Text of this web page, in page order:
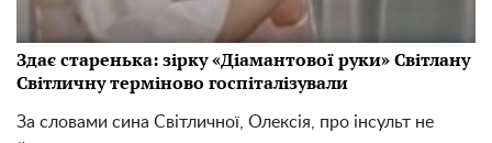
Здає старенька: зірку «Діамантової руки» Світлану
Світличну терміново госпіталізували
За словами сина Світличної, Олексія, про інсульт не